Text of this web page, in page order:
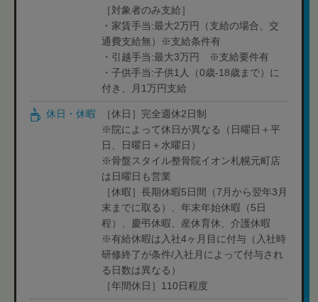
［対象者のみ支給］
・家賃手当:最大2万円（支給の場合、交
通費支給無）※支給条件有
・引越手当:最大3万円 ※支給要件有
・子供手当:子供1人（0歳-18歳まで）に
付き、月1万円支給
休日・休暇
［休日］完全週休2日制
※院によって休日が異なる（日曜日＋平
日、日曜日＋水曜日）
※骨盤スタイル整骨院イオン札幌元町店
は日曜日も営業
［休暇］長期休暇5日間（7月から翌年3月
末までに取る）、年末年始休暇（5日
程）、慶弔休暇、産休育休、介護休暇
※有給休暇は入社4ヶ月目に付与（入社時
研修終了が条件/入社月によって付与され
る日数は異なる）
［年間休日］110日程度